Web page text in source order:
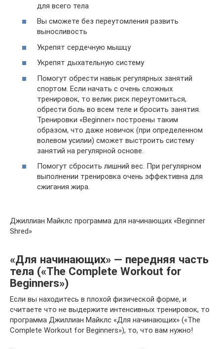
для всего тела
Вы сможете без переутомления развить
выносливость
Укрепят сердечную мышцу
Укрепят дыхательную систему
Помогут обрести навык регулярных занятий
спортом. Если начать с очень сложных
тренировок, то велик риск переутомиться,
обрести боль во всем теле и бросить занятия.
Тренировки «Beginner» построены таким
образом, что даже новичок (при определенном
волевом усилии) сможет выстроить систему
занятий на регулярной основе.
Помогут сбросить лишний вес. При регулярном
выполнении тренировка очень эффективна для
сжигания жира.
Джиллиан Майклс программа для начинающих «Beginner
Shred»
«Для начинающих» — передняя часть
тела («The Complete Workout for
Beginners»)
Если вы находитесь в плохой физической форме, и
считаете что не выдержите интенсивных тренировок, то
программа Джиллиан Майклс «Для начинающих» («The
Complete Workout for Beginners»), то, что вам нужно!